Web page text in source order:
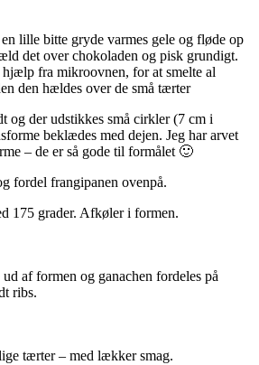
lille bitte gryde varmes gele og fløde op
det over chokoladen og pisk grundigt.
fra mikroovnen, for at smelte al
den hældes over de små tærter
og der udstikkes små cirkler (7 cm i
beklædes med dejen. Jeg har arvet
– de er så gode til formålet 🙂
fordel frangipanen ovenpå.
175 grader. Afkøler i formen.
af formen og ganachen fordeles på
ribs.
tærter – med lækker smag.